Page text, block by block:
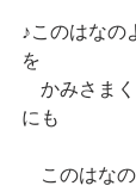
♪このはなの
を
かみさま
にも
このはな